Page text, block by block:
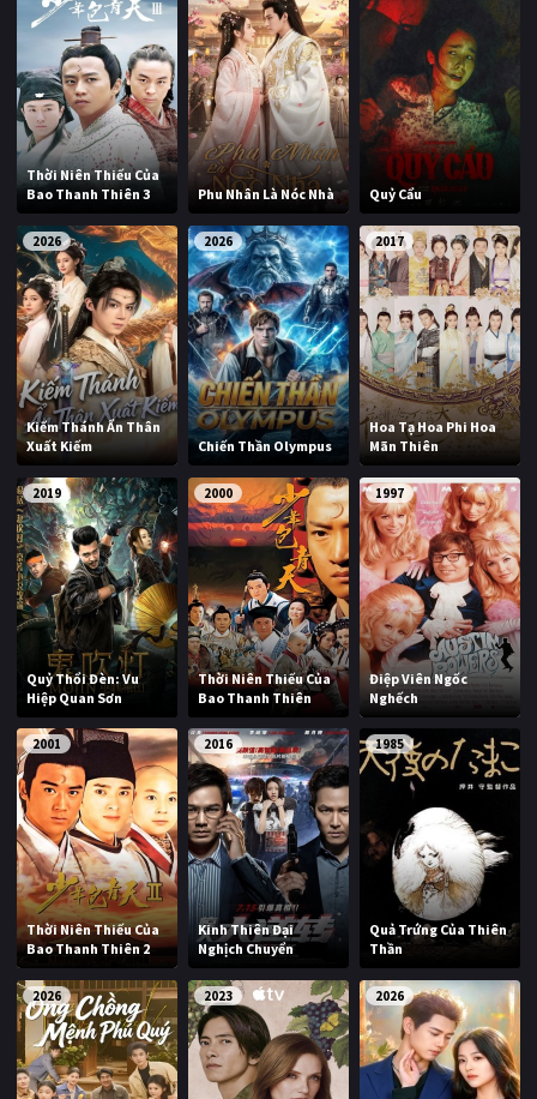
Thời Niên Thiếu Của
Bao Thanh Thiên 3
Phu Nhân Là Nóc Nhà Quỷ Cẩu
2026
Kiếm Thánh Ẩn Thân
Xuất Kiếm
2026
Chiến Thần Olympus
2017
Hoa Tạ Hoa Phi Hoa
Mãn Thiên
2019
Quỷ Thổi Đèn: Vu
Hiệp Quan Sơn
2000
Thời Niên Thiếu Của
Bao Thanh Thiên
1997
Điệp Viên Ngốc
Nghếch
2001
Thời Niên Thiếu Của
Bao Thanh Thiên 2
2016
Kinh Thiên Đại
Nghịch Chuyển
1985
Quả Trứng Của Thiên
Thần
2026 2023 2026